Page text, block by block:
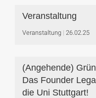
Veranstaltung
Veranstaltung 26.02.25
(Angehende)
Das Founder
die Uni Stuttgart!